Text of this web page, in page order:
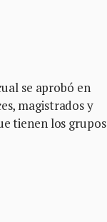
se aprobó en
magistrados y
tienen los